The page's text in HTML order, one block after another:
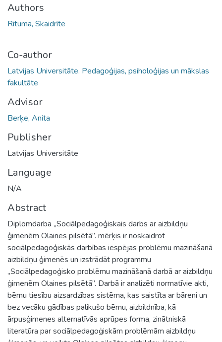
Authors
Rituma, Skaidrīte
Co-author
Latvijas Universitāte. Pedagoģijas, psiholoģijas un mākslas
fakultāte
Advisor
Berķe, Anita
Publisher
Latvijas Universitāte
Language
N/A
Abstract
Diplomdarba „Sociālpedagoģiskais darbs ar aizbildņu
ģimenēm Olaines pilsētā”. mērķis ir noskaidrot
sociālpedagoģiskās darbības iespējas problēmu mazināšanā
aizbildņu ģimenēs un izstrādāt programmu
„Sociālpedagoģisko problēmu mazināšanā darbā ar aizbildņu
ģimenēm Olaines pilsētā”. Darbā ir analizēti normatīvie akti,
bērnu tiesību aizsardzības sistēma, kas saistīta ar bāreni un
bez vecāku gādības palikušo bērnu, aizbildnība, kā
ārpusģimenes alternatīvās aprūpes forma, zinātniskā
literatūra par sociālpedagoģiskām problēmām aizbildņu